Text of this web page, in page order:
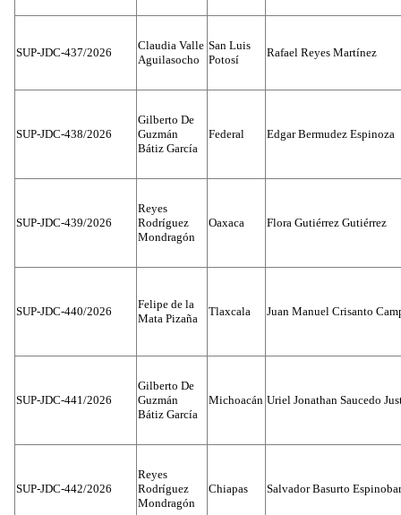
SUP-JDC-437/2026
Claudia Valle
Aguilasocho
San Luis
Potosí
Rafael Reyes Martínez
SUP-JDC-438/2026
Gilberto De
Guzmán
Bátiz García
Federal Edgar Bermudez Espinoza
SUP-JDC-439/2026
Reyes
Rodríguez
Mondragón
Oaxaca Flora Gutiérrez Gutiérrez
SUP-JDC-440/2026
Felipe de la
Mata Pizaña
Tlaxcala Juan Manuel Crisanto
SUP-JDC-441/2026
Gilberto De
Guzmán
Bátiz García
Michoacán Uriel Jonathan Saucedo
SUP-JDC-442/2026
Reyes
Rodríguez
Mondragón
Chiapas Salvador Basurto